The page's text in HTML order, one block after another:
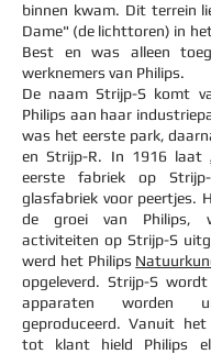
binnen kwam. Dit terrein
Dame" (de lichttoren) in
Best en was alleen
werknemers van Philips.
De naam Strijp-S komt
Philips aan haar
was het eerste park,
en Strijp-R. In 1916 laat
eerste fabriek op
glasfabriek voor peertjes.
de groei van Philips,
activiteiten op Strijp-S
werd het Philips
opgeleverd. Strijp-S
apparaten worden
geproduceerd. Vanuit
tot klant hield Philips